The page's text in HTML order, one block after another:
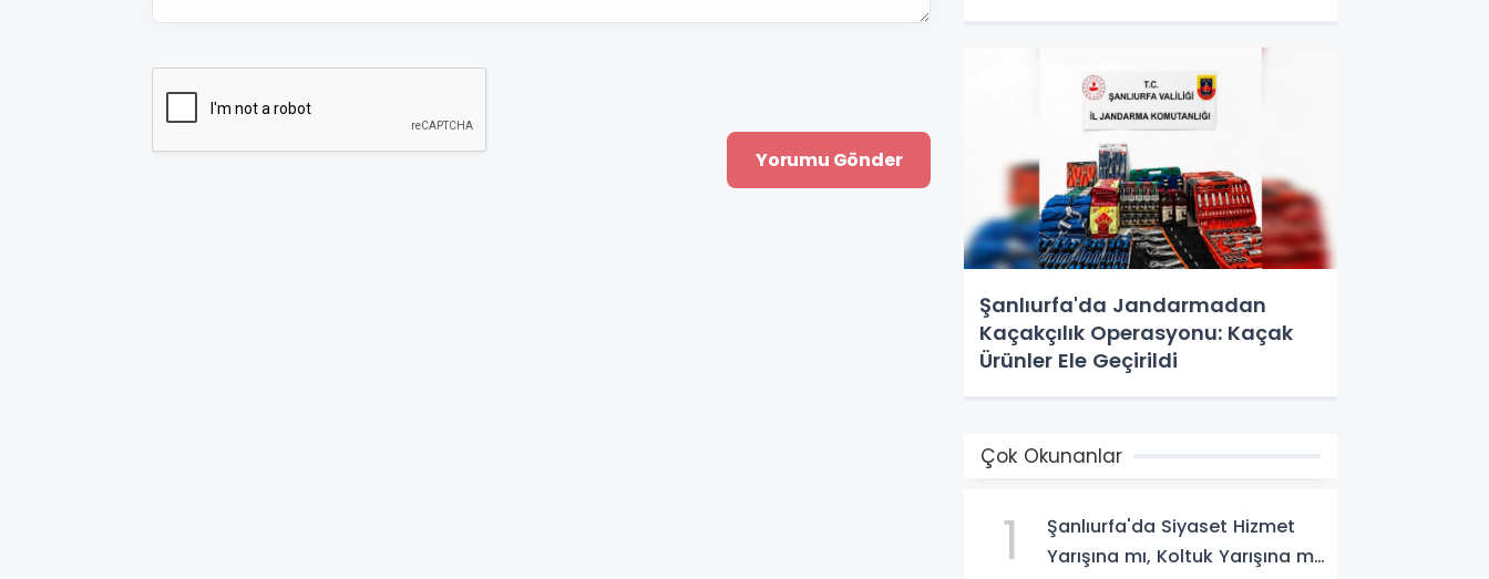
Şanlıurfa'da Jandarmadan
Kaçakçılık Operasyonu: Kaçak
Ürünler Ele Geçirildi
Çok Okunanlar
1
Şanlıurfa'da Siyaset Hizmet
Yarışına mı, Koltuk Yarışına mı